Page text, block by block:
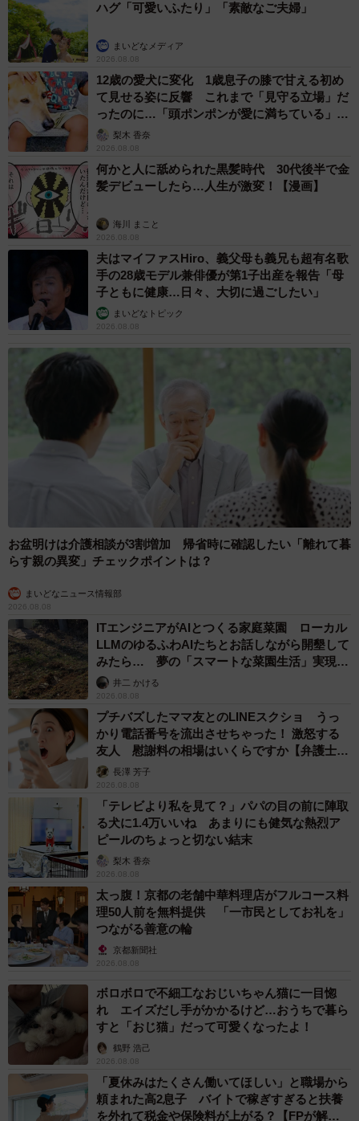
7月10日頃までを予定しております。市場への出荷に加えて
少量ですが福岡県飯塚市の複合型ファーマーズマーケット
「カホテラス」、田川郡糸田町の「道の駅いとだ」、嘉麻
市「道の駅うすい」にて正規品、規格外の訳ありも販売し
ております。
4/6
予定通り出荷できそうな完熟具合（農狂農家はらちゃんさんThreadsより
動画スクリーンショット）
うお声がたくさん届いておりました。
今回の反響で、私も農家にならないと知らなかったことが
たくさんあったので皆様にとって新鮮な情報をお伝えでき
て嬉しく思いました。これからも農業について色々と知っ
てもらえるよう配信していきたいと思っています。
◇ ◇
はらちゃんさんからの回答に、「螺旋包丁に興味を持って
しまう」「すげぇ手捌き」「ためになるなぁ～」「初めて
知りました」「勉強になります」「すごい！そんな裏技
が！」とみなさん驚かれていた様子。
はらちゃんさんおすすめの保存方法「余ったら凍らせてス
イカバー」は子どもたちからも喜ばれそうです。夏の食卓
を彩るスイカのカット前のひと工夫、1玉購入してぜひ試し
てみてはいかがでしょうか。
【農狂農家はらちゃんさん関連情報】
■Instagram
https://www.instagram.com/noukyouharachan/
■Threads https://www.threads.com/@noukyouharachan
■YouTube
ハグ「可愛いふたり」「素敵なご夫婦」
まいどなメディア
2026.08.08
12歳の愛犬に変化 1歳息子の膝で甘える初め
て見せる姿に反響 これまで「見守る立場」だ
ったのに…「頭ポンポンが愛に満ちている」
「尊…」
梨木 香奈
2026.08.08
何かと人に舐められた黒髪時代 30代後半で金
髪デビューしたら…人生が激変！【漫画】
海川 まこと
2026.08.08
夫はマイファスHiro、義父母も義兄も超有名歌
手の28歳モデル兼俳優が第1子出産を報告「母
子ともに健康…日々、大切に過ごしたい」
まいどなトピック
2026.08.08
お盆明けは介護相談が3割増加 帰省時に確認したい「離れて暮
らす親の異変」チェックポイントは？
まいどなニュース情報部
2026.08.08
ITエンジニアがAIとつくる家庭菜園 ローカル
LLMのゆるふわAIたちとお話しながら開墾して
みたら… 夢の「スマートな菜園生活」実現な
るか井二 かける
2026.08.08
プチバズしたママ友とのLINEスクショ うっ
かり電話番号を流出させちゃった！ 激怒する
友人 慰謝料の相場はいくらですか【弁護士が
解説】長澤 芳子
2026.08.08
「テレビより私を見て？」パパの目の前に陣取
る犬に1.4万いいね あまりにも健気な熱烈ア
ピールのちょっと切ない結末
梨木 香奈
2026.08.08
太っ腹！京都の老舗中華料理店がフルコース料
理50人前を無料提供 「一市民としてお礼を」
つながる善意の輪
京都新聞社
2026.08.08
ボロボロで不細工なおじいちゃん猫に一目惚
れ エイズだし手がかかるけど…おうちで暮ら
すと「おじ猫」だって可愛くなったよ！
鶴野 浩己
2026.08.08
「夏休みはたくさん働いてほしい」と職場から
頼まれた高2息子 バイトで稼ぎすぎると扶養
を外れて税金や保険料が上がる？【FPが解